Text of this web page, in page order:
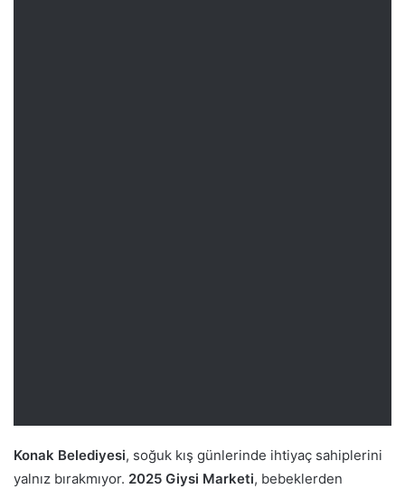
Konak Belediyesi, soğuk kış günlerinde ihtiyaç sahiplerini
yalnız bırakmıyor. 2025 Giysi Marketi, bebeklerden